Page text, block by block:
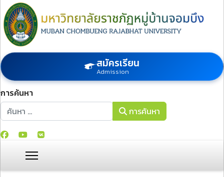
สมัครเรียน
Admission
การค้นหา
การค้นหา
การค้นหา